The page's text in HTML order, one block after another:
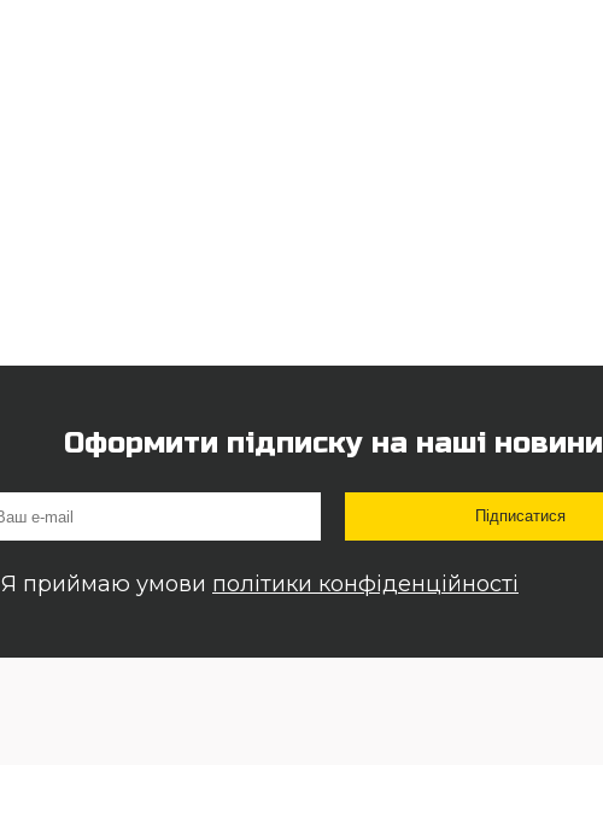
Оформити підписку на наші новини
Я приймаю умови політики конфіденційності